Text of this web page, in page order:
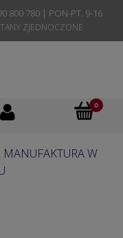
800 780 | PON-PT. 9-16
MANUFAKTURA W